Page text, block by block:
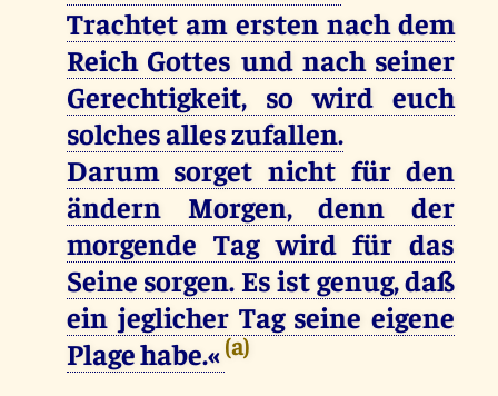
Trachtet am ersten nach dem
Reich Gottes und nach seiner
Gerechtigkeit, so wird euch
solches alles zufallen.
Darum sorget nicht für den
ändern Morgen, denn der
morgende Tag wird für das
Seine sorgen. Es ist genug, daß
ein jeglicher Tag seine eigene
Plage habe.«(a)